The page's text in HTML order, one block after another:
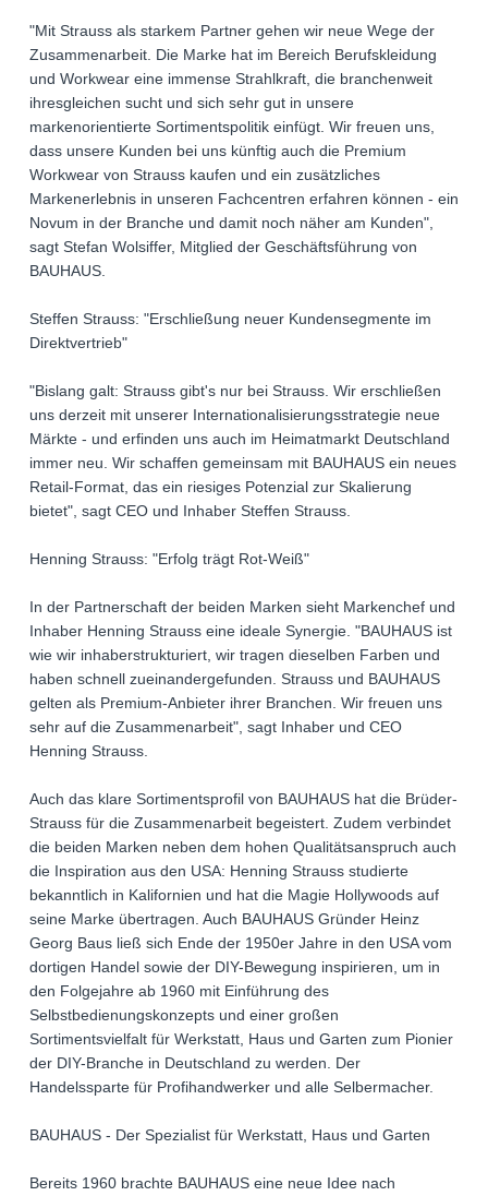
"Mit Strauss als starkem Partner gehen wir neue Wege der
Zusammenarbeit. Die Marke hat im Bereich Berufskleidung
und Workwear eine immense Strahlkraft, die branchenweit
ihresgleichen sucht und sich sehr gut in unsere
markenorientierte Sortimentspolitik einfügt. Wir freuen uns,
dass unsere Kunden bei uns künftig auch die Premium
Workwear von Strauss kaufen und ein zusätzliches
Markenerlebnis in unseren Fachcentren erfahren können - ein
Novum in der Branche und damit noch näher am Kunden",
sagt Stefan Wolsiffer, Mitglied der Geschäftsführung von
BAUHAUS.
Steffen Strauss: "Erschließung neuer Kundensegmente im
Direktvertrieb"
"Bislang galt: Strauss gibt's nur bei Strauss. Wir erschließen
uns derzeit mit unserer Internationalisierungsstrategie neue
Märkte - und erfinden uns auch im Heimatmarkt Deutschland
immer neu. Wir schaffen gemeinsam mit BAUHAUS ein neues
Retail-Format, das ein riesiges Potenzial zur Skalierung
bietet", sagt CEO und Inhaber Steffen Strauss.
Henning Strauss: "Erfolg trägt Rot-Weiß"
In der Partnerschaft der beiden Marken sieht Markenchef und
Inhaber Henning Strauss eine ideale Synergie. "BAUHAUS ist
wie wir inhaberstrukturiert, wir tragen dieselben Farben und
haben schnell zueinandergefunden. Strauss und BAUHAUS
gelten als Premium-Anbieter ihrer Branchen. Wir freuen uns
sehr auf die Zusammenarbeit", sagt Inhaber und CEO
Henning Strauss.
Auch das klare Sortimentsprofil von BAUHAUS hat die Brüder-
Strauss für die Zusammenarbeit begeistert. Zudem verbindet
die beiden Marken neben dem hohen Qualitätsanspruch auch
die Inspiration aus den USA: Henning Strauss studierte
bekanntlich in Kalifornien und hat die Magie Hollywoods auf
seine Marke übertragen. Auch BAUHAUS Gründer Heinz
Georg Baus ließ sich Ende der 1950er Jahre in den USA vom
dortigen Handel sowie der DIY-Bewegung inspirieren, um in
den Folgejahre ab 1960 mit Einführung des
Selbstbedienungskonzepts und einer großen
Sortimentsvielfalt für Werkstatt, Haus und Garten zum Pionier
der DIY-Branche in Deutschland zu werden. Der
Handelssparte für Profihandwerker und alle Selbermacher.
BAUHAUS - Der Spezialist für Werkstatt, Haus und Garten
Bereits 1960 brachte BAUHAUS eine neue Idee nach